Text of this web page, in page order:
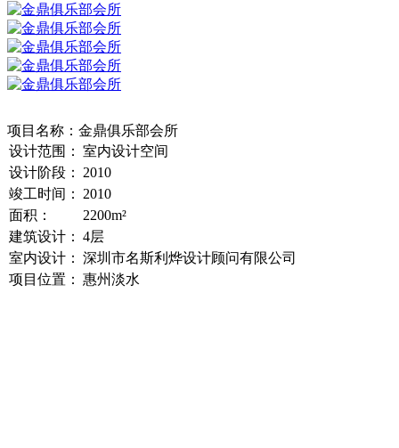
项目名称：金鼎俱乐部会所
设计范围： 室内设计空间
设计阶段：
2010
竣工时间：
2010
面积：
2200m²
建筑设计： 4层
室内设计： 深圳市名斯利烨设计顾问有限公司
项目位置： 惠州淡水